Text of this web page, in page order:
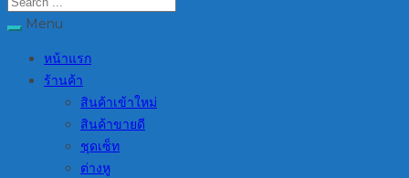
Menu
หน้าแรก
ร้านค้า
สินค้าเข้าใหม่
สินค้าขายดี
ชุดเซ็ท
ต่างหู